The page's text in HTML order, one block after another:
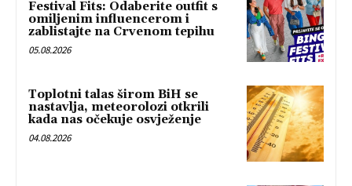
Festival Fits: Odaberite outfit s
omiljenim influencerom i
zablistajte na Crvenom tepihu
05.08.2026
Toplotni talas širom BiH se
nastavlja, meteorolozi otkrili
kada nas očekuje osvježenje
04.08.2026